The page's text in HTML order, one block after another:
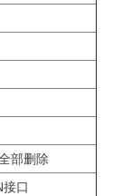
部删除
口